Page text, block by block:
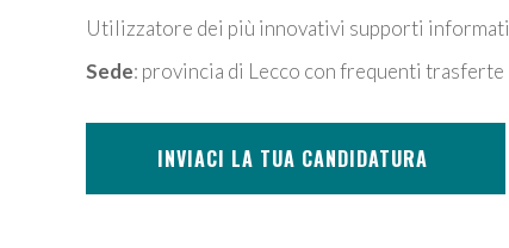
Utilizzatore dei più innovativi supporti
Sede: provincia di Lecco con frequenti trasferte
INVIACI LA TUA CANDIDATURA